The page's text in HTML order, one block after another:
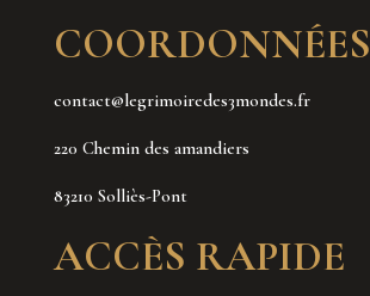
COORDONNÉES
contact@legrimoiredes3mondes.fr
220 Chemin des amandiers
83210 Solliès-Pont
ACCÈS RAPIDE